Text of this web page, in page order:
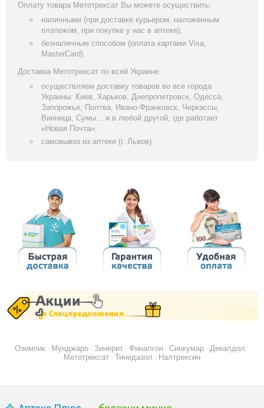
Оплату товара Метотрексат Вы можете осуществить:
наличными (при доставке курьером, наложенным
платежом, при покупке у нас в аптеке);
безналичным способом (оплата картами Visa,
MasterCard).
Доставка Метотрексат по всей Украине:
осуществляем доставку товаров во все города
Украины: Киев, Харьков, Днепропетровск, Одесса,
Запорожье, Полтва, Ивано-Франковск, Черкассы,
Винница, Сумы... и в любой другой, где работает
«Новая Почта»;
самовывоз из аптеки (г. Львов).
Оземпик - Мунджаро - Зинерит - Финалгон - Синкумар - Декалдол -
Метотрексат - Тинидазол - Налтрексин